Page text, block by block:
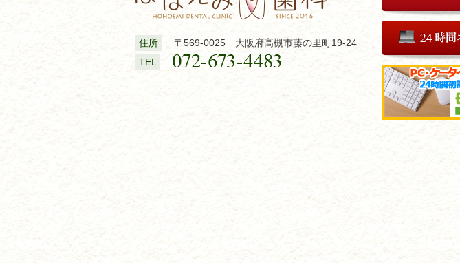
住所
〒569-0025 大阪府高槻市藤の里町19-24
TEL